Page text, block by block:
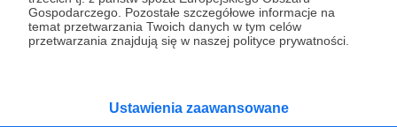
Gospodarczego. Pozostałe szczegółowe informacje na
temat przetwarzania Twoich danych w tym celów
przetwarzania znajdują się w naszej polityce prywatności.
Ustawienia zaawansowane